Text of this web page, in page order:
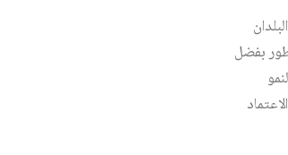
بفضل